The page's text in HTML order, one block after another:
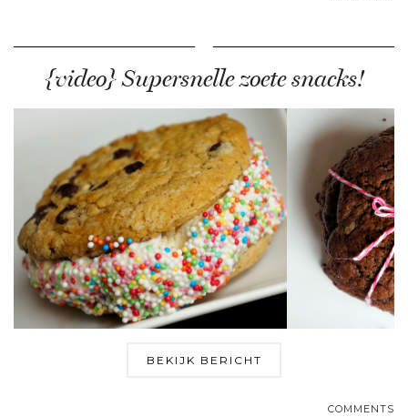
{video} Supersnelle zoete snacks!
BEKIJK BERICHT
COMMENTS